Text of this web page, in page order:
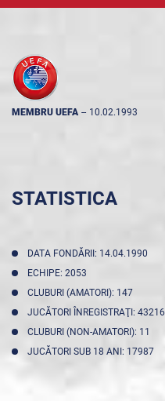
MEMBRU UEFA -- 10.02.1993
STATISTICA
DATA FONDĂRII: 14.04.1990
ECHIPE: 2053
CLUBURI (AMATORI): 147
JUCĂTORI ÎNREGISTRAŢI: 43216
CLUBURI (NON-AMATORI): 11
JUCĂTORI SUB 18 ANI: 17987